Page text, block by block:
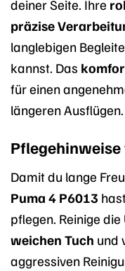
deiner Seite. Ihre
präzise
langlebigen
kannst. Das
für einen
längeren Ausflügen.
Pflegehinweise
Damit du lange
Puma 4 P6013
pflegen. Reinige
weichen Tuch und
aggressiven